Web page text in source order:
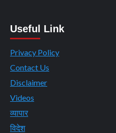
Useful Link
Privacy Policy
Contact Us
Disclaimer
Videos
व्यापार
विदेश